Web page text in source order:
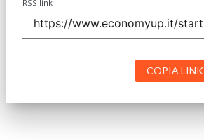
RSS link
COPIA LINK